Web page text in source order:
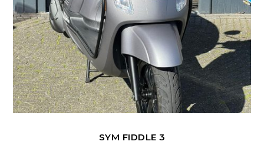
productpagina
SYM FIDDLE 3